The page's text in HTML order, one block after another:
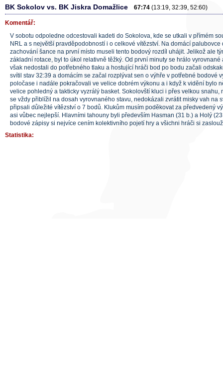
BK Sokolov vs. BK Jiskra Domažlice 67:74 (13:19, 32:39, 52:60)
Komentář:
V sobotu odpoledne odcestovali kadeti do Sokolova, kde se utkali v přímém
NRL a s největší pravděpodobností i o celkové vítězství. Na domácí
zachování šance na první místo museli tento bodový rozdíl uhájit. Jelikož ale
základní rotace, byl to úkol relativně těžký. Od první minuty se hrálo
však nedostali do potřebného tlaku a hostující hráči bod po bodu začali
svítil stav 32:39 a domácím se začal rozplývat sen o výhře v potřebné bodové
poločase i nadále pokračovali ve velice dobrém výkonu a i když k vidění bylo
velice pohledný a takticky vyzrálý basket. Sokolovští kluci i přes velkou snahu,
se vždy přiblížil na dosah vyrovnaného stavu, nedokázali zvrátit misky vah na
připsali důležité vítězství o 7 bodů. Klukům musím poděkovat za předvedený
asi vůbec nejlepší. Hlavními tahouny byli především Hasman (31 b.) a Holý
bodové zápisy si nejvíce cením kolektivního pojetí hry a všichni hráči si
Statistika: